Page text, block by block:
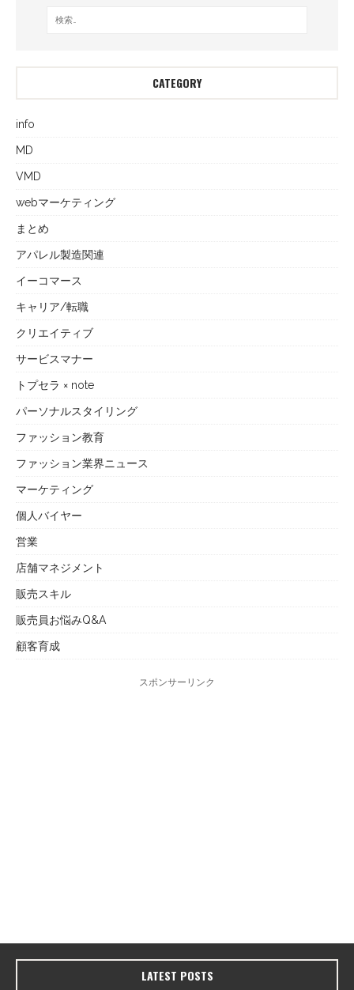
CATEGORY
info
MD
VMD
webマーケティング
まとめ
アパレル製造関連
イーコマース
キャリア/転職
クリエイティブ
サービスマナー
トプセラ × note
パーソナルスタイリング
ファッション教育
ファッション業界ニュース
マーケティング
個人バイヤー
営業
店舗マネジメント
販売スキル
販売員お悩みQ&A
顧客育成
スポンサーリンク
LATEST POSTS